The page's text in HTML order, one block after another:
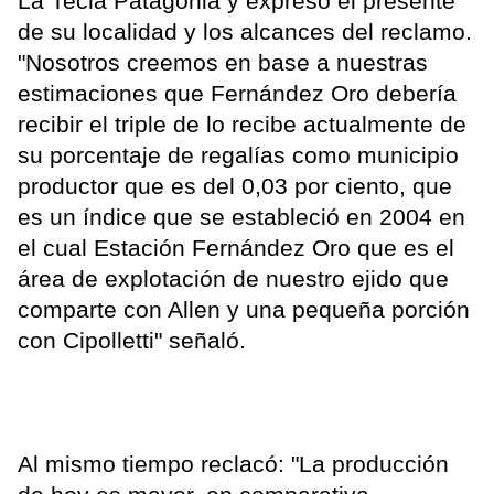
de su localidad y los alcances del reclamo.
"Nosotros creemos en base a nuestras
estimaciones que Fernández Oro debería
recibir el triple de lo recibe actualmente de
su porcentaje de regalías como municipio
productor que es del 0,03 por ciento, que
es un índice que se estableció en 2004 en
el cual Estación Fernández Oro que es el
área de explotación de nuestro ejido que
comparte con Allen y una pequeña porción
con Cipolletti" señaló.
Al mismo tiempo reclacó: "La producción